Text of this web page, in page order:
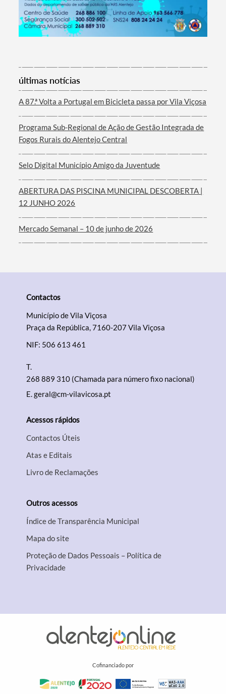
Categorias gerais
Filtros
últimas notícias
A 87.ª Volta a Portugal em Bicicleta passa por Vila Viçosa
Programa Sub-Regional de Ação de Gestão Integrada de
Fogos Rurais do Alentejo Central
Selo Digital Município Amigo da Juventude
ABERTURA DAS PISCINA MUNICIPAL DESCOBERTA |
12 JUNHO 2026
Mercado Semanal – 10 de junho de 2026
Contactos
Município de Vila Viçosa
Praça da República, 7160-207 Vila Viçosa
NIF: 506 613 461
T.
268 889 310 (Chamada para número fixo nacional)
E.geral@cm-vilavicosa.pt
Acessos rápidos
Contactos Úteis
Atas e Editais
Livro de Reclamações
Outros acessos
Índice de Transparência Municipal
Mapa do site
Proteção de Dados Pessoais – Política de
Privacidade
Cofinanciado por